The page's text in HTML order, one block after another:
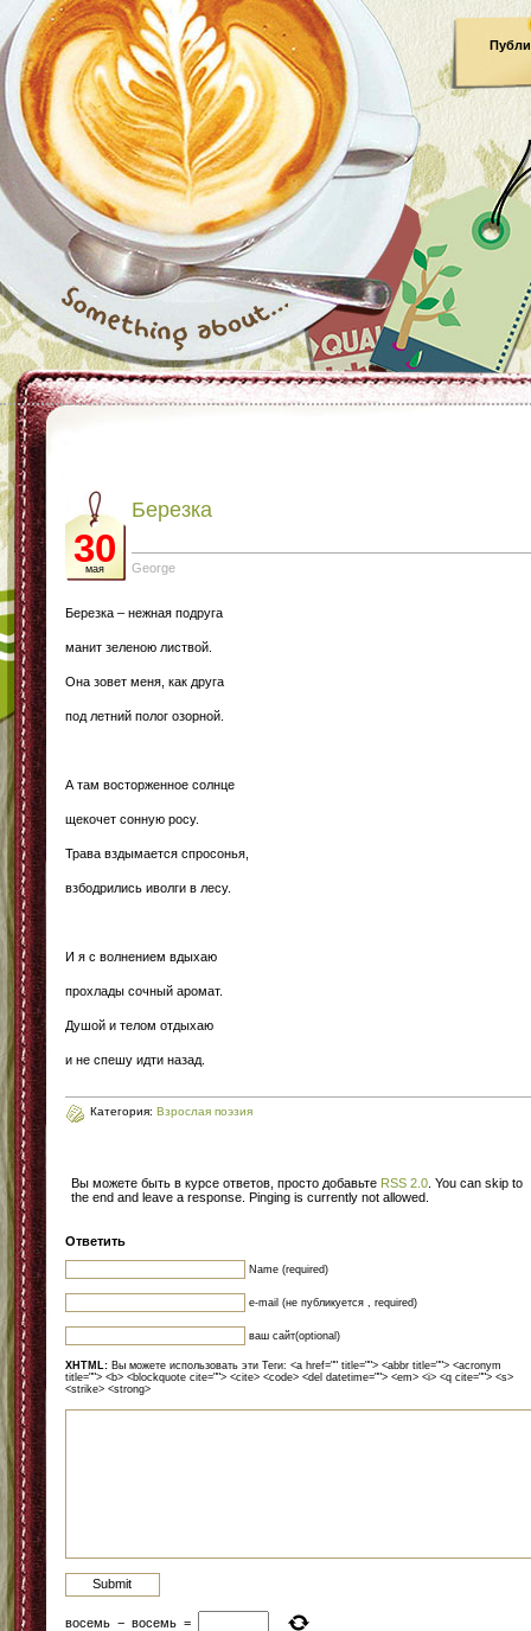
30
мая
Березка
George
Березка – нежная подруга
манит зеленою листвой.
Она зовет меня, как друга
под летний полог озорной.
А там восторженное солнце
щекочет сонную росу.
Трава вздымается спросонья,
взбодрились иволги в лесу.
И я с волнением вдыхаю
прохлады сочный аромат.
Душой и телом отдыхаю
и не спешу идти назад.
Категория: Взрослая поэзия
Вы можете быть в курсе ответов, просто добавьте RSS 2.0 . You can skip to
the end and leave a response. Pinging is currently not allowed.
Ответить
Name (required)
e-mail (не публикуется , required)
ваш сайт(optional)
XHTML: Вы можете использовать эти Теги: <a href="" title=""> <abbr title=""> <acronym
title=""> <b> <blockquote cite=""> <cite> <code> <del datetime=""> <em> <i> <q cite=""> <s>
<strike> <strong>
восемь − восемь =